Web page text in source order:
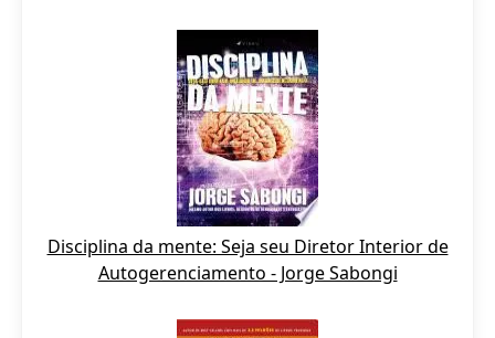
Disciplina da mente: Seja seu Diretor Interior de
Autogerenciamento - Jorge Sabongi